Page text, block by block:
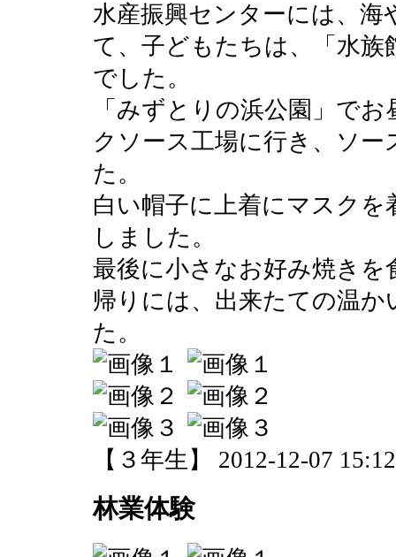
水産振興センターには、
て、子どもたちは、「水
でした。
「みずとりの浜公園」で
クソース工場に行き、ソ
た。
白い帽子に上着にマスク
しました。
最後に小さなお好み焼き
帰りには、出来たての温
た。
【３年生】 2012-12-07
林業体験